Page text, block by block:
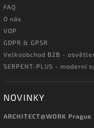
FAQ
O nás
VOP
GDPR & GPSR
Velkoobchod B2B -
SERPENT-PLUS - moderní
NOVINKY
ARCHITECT@WORK